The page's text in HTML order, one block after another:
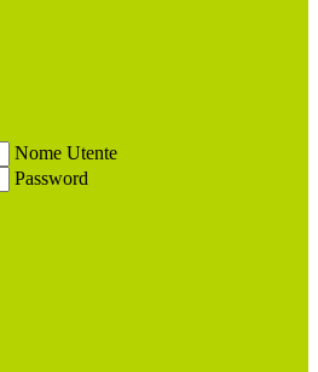
Nome Utente
Password